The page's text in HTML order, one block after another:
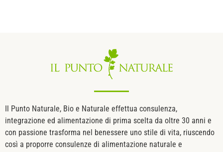
Il Punto Naturale, Bio e Naturale effettua consulenza,
integrazione ed alimentazione di prima scelta da oltre 30 anni e
con passione trasforma nel benessere uno stile di vita, riuscendo
così a proporre consulenze di alimentazione naturale e